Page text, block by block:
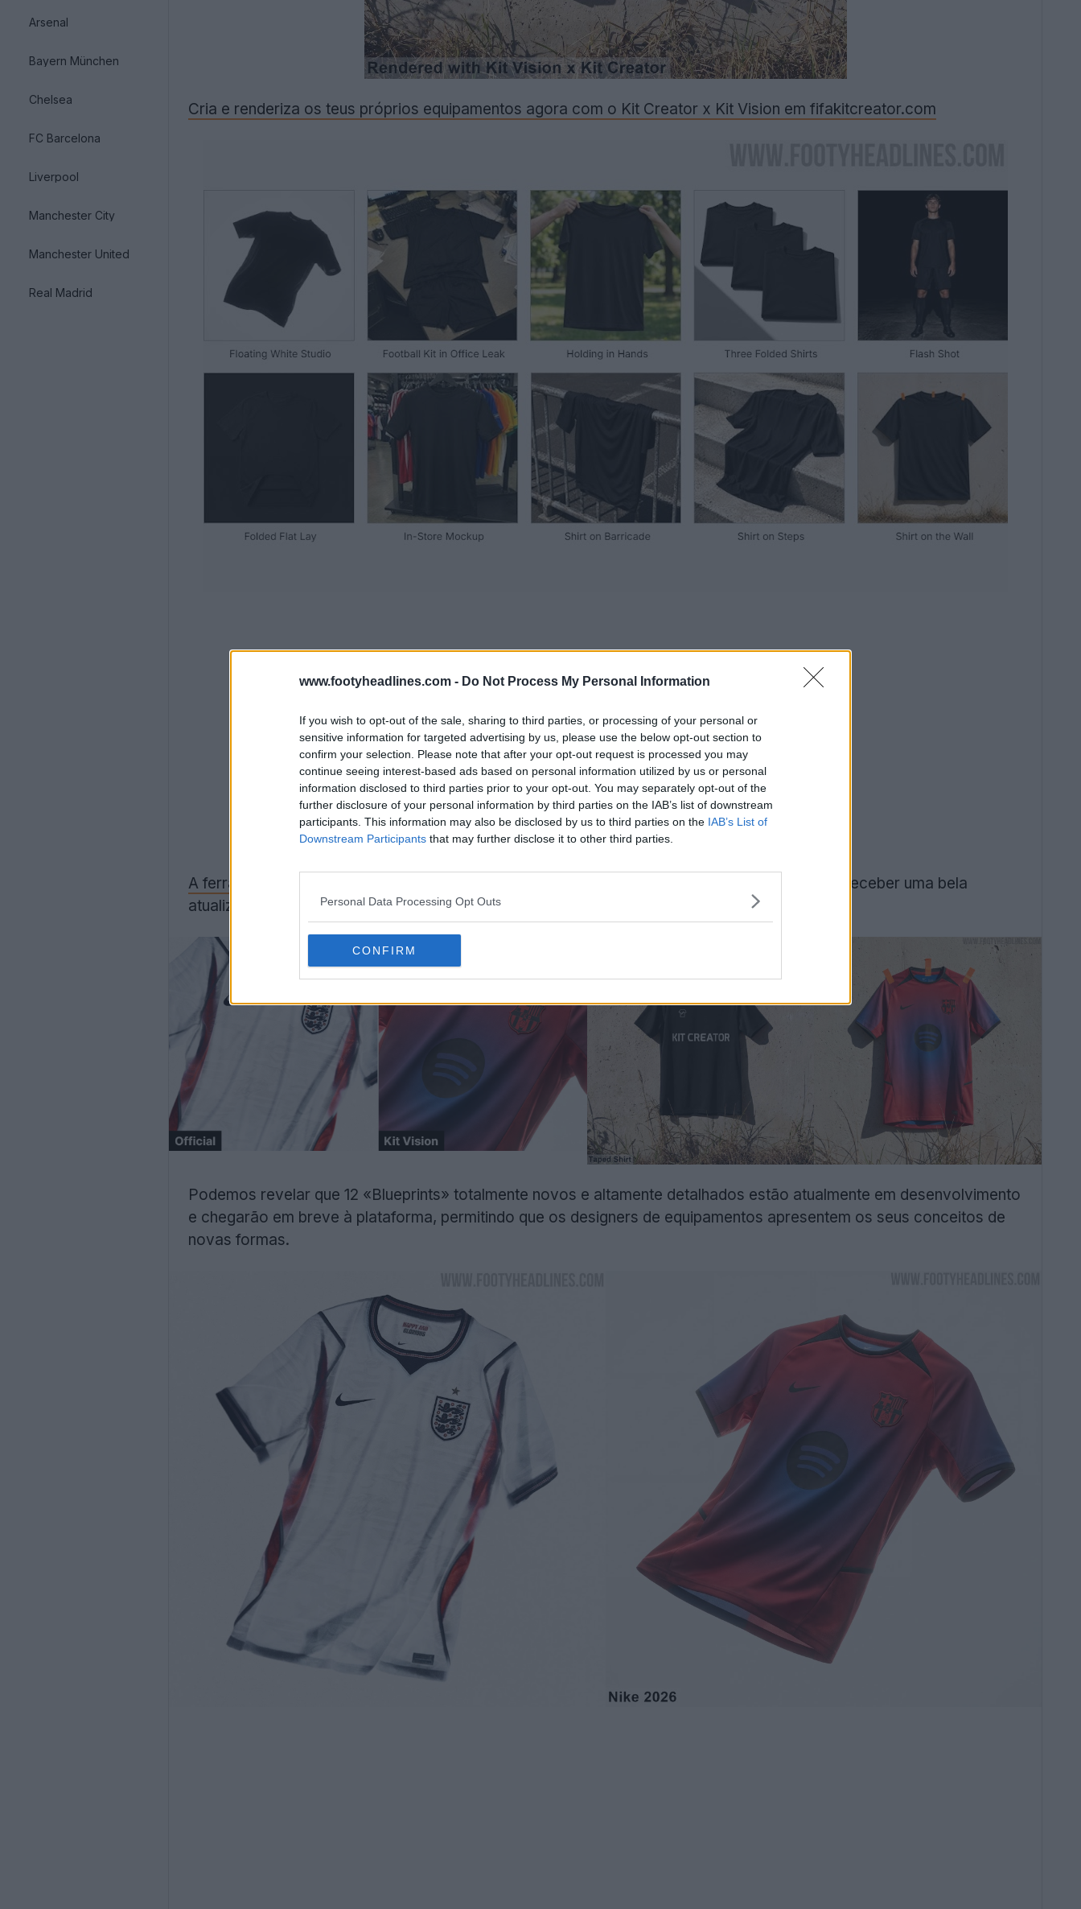
www.footyheadlines.com - Do Not Process My Personal Information
If you wish to opt-out of the sale, sharing to third parties, or processing of your personal or
sensitive information for targeted advertising by us, please use the below opt-out section to
confirm your selection. Please note that after your opt-out request is processed you may
continue seeing interest-based ads based on personal information utilized by us or personal
information disclosed to third parties prior to your opt-out. You may separately opt-out of the
further disclosure of your personal information by third parties on the IAB’s list of downstream
participants. This information may also be disclosed by us to third parties on the IAB’s List of
Downstream Participants that may further disclose it to other third parties.
Personal Data Processing Opt Outs
CONFIRM
Arsenal
Bayern München
Chelsea
FC Barcelona
Liverpool
Manchester City
Manchester United
Real Madrid
Cria e renderiza os teus próprios equipamentos agora com o Kit Creator x Kit Vision em fifakitcreator.com
A ferramenta de apresentação do Kit Creator alimentada por IA,
, está prestes a receber uma bela
atualização.
Podemos revelar que 12 «Blueprints» totalmente novos e altamente detalhados estão atualmente em desenvolvimento
e chegarão em breve à plataforma, permitindo que os designers de equipamentos apresentem os seus conceitos de
novas formas.